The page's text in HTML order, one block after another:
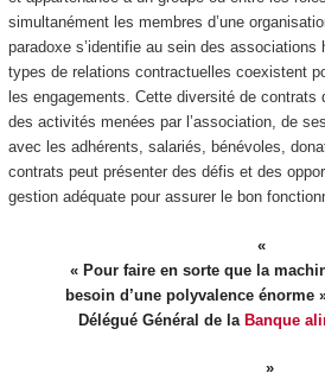
simultanément les membres d’une
paradoxe s’identifie au sein des associations
types de relations contractuelles coexistent
les engagements. Cette diversité de contrats
des activités menées par l’association, de
avec les adhérents, salariés, bénévoles,
contrats peut présenter des défis et des
gestion adéquate pour assurer le bon
« Pour faire en sorte que la
besoin d’une polyvalence énorme
Délégué Général de la Banque